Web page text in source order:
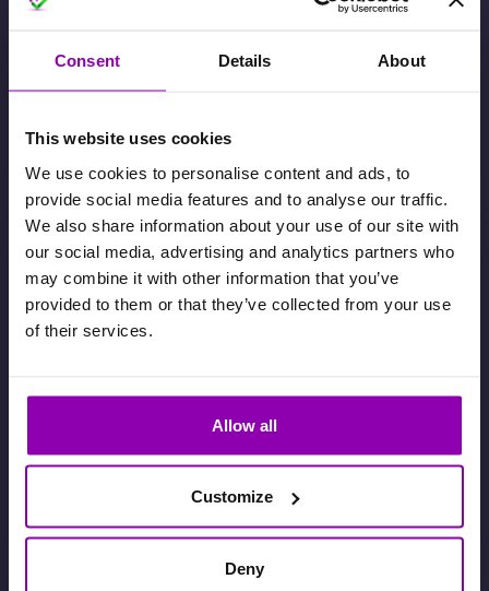
Consent Details About
This website uses cookies
We use cookies to personalise content and ads, to
provide social media features and to analyse our traffic.
We also share information about your use of our site with
our social media, advertising and analytics partners who
may combine it with other information that you’ve
provided to them or that they’ve collected from your use
of their services.
Allow all
Customize
Deny
abonnements
13 novembre 2024
in-app est un gain et non un coût. La
4 novembre 2024